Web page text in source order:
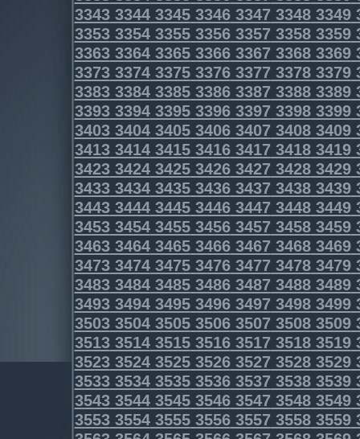
3343334433453346334733483349
3353335433553356335733583359
3363336433653366336733683369
3373337433753376337733783379
3383338433853386338733883389
3393339433953396339733983399
3403340434053406340734083409
3413341434153416341734183419
3423342434253426342734283429
3433343434353436343734383439
3443344434453446344734483449
3453345434553456345734583459
3463346434653466346734683469
3473347434753476347734783479
3483348434853486348734883489
3493349434953496349734983499
3503350435053506350735083509
3513351435153516351735183519
3523352435253526352735283529
3533353435353536353735383539
3543354435453546354735483549
3553355435553556355735583559